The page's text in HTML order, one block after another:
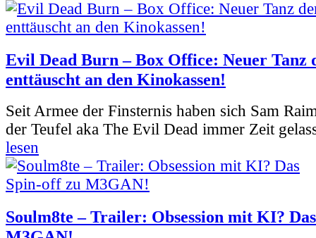
Evil Dead Burn – Box Office: Neuer Tanz
enttäuscht an den Kinokassen!
Seit Armee der Finsternis haben sich Sam
der Teufel aka The Evil Dead immer Zeit
lesen
Soulm8te – Trailer: Obsession mit KI?